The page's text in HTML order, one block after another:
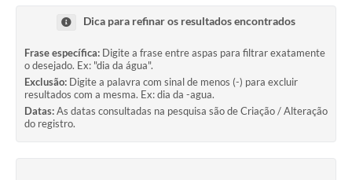
Dica para refinar os resultados encontrados
Frase específica: Digite a frase entre aspas para filtrar exatamente
o desejado. Ex: "dia da água".
Exclusão: Digite a palavra com sinal de menos (-) para excluir
resultados com a mesma. Ex: dia da -agua.
Datas:As datas consultadas na pesquisa são de Criação / Alteração
do registro.